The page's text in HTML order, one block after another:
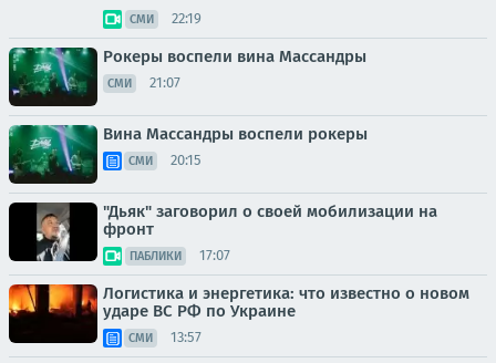
СМИ 22:19
Рокеры воспели вина Массандры
СМИ 21:07
Вина Массандры воспели рокеры
СМИ 20:15
"Дьяк" заговорил о своей мобилизации на
фронт
ПАБЛИКИ 17:07
Логистика и энергетика: что известно о новом
ударе ВС РФ по Украине
СМИ 13:57